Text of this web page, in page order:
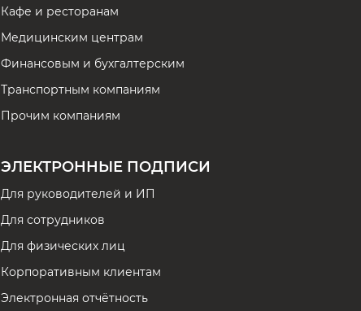
Кафе и ресторанам
Медицинским центрам
Финансовым и бухгалтерским
Транспортным компаниям
Прочим компаниям
ЭЛЕКТРОННЫЕ ПОДПИСИ
Для руководителей и ИП
Для сотрудников
Для физических лиц
Корпоративным клиентам
Электронная отчётность